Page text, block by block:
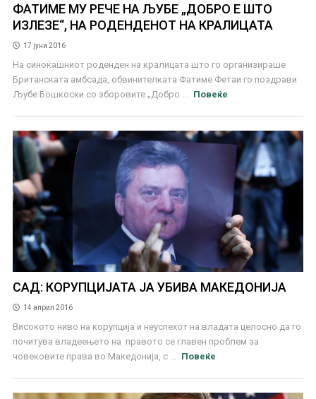
ФАТИМЕ МУ РЕЧЕ НА ЉУБЕ „ДОБРО Е ШТО
ИЗЛЕЗЕ“, НА РОДЕНДЕНОТ НА КРАЛИЦАТА
17 јуни 2016
На синоќашниот роденден на кралицата што го организираше
Британската амбсада, обвинителката Фатиме Фетаи го поздрави
Љубе Бошкоски со зборовите „Добро ...
Повеќе
САД: КОРУПЦИЈАТА ЈА УБИВА МАКЕДОНИЈА
14 април 2016
Високото ниво на корупција и неуспехот на владата целосно да го
почитува владеењето на правото се главен проблем за
човековите права во Македонија, с ...
Повеќе